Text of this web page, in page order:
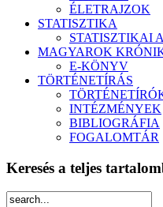
ÉLETRAJZOK
STATISZTIKA
STATISZTIKAI
MAGYAROK
E-KÖNYV
TÖRTÉNETÍRÁS
INTÉZMÉNYEK
BIBLIOGRÁFIA
FOGALOMTÁR
Keresés a teljes